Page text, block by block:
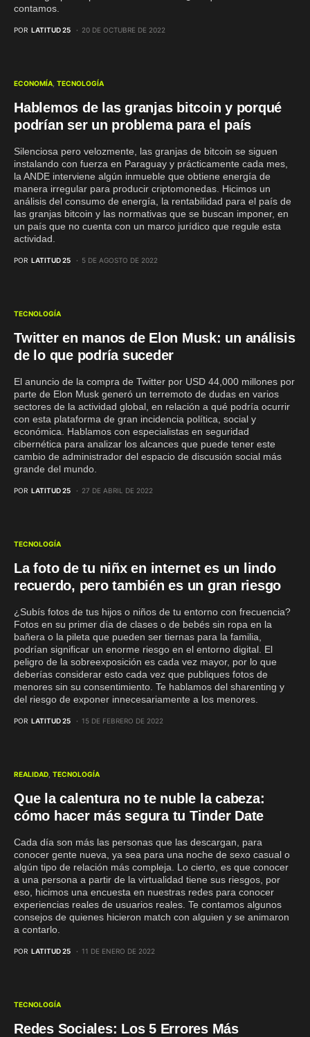
contamos.
POR LATITUD 25 20 DE OCTUBRE DE 2022
ECONOMÍA TECNOLOGÍA
Hablemos de las granjas bitcoin y porqué
podrían ser un problema para el país
Silenciosa pero velozmente, las granjas de bitcoin se siguen
instalando con fuerza en Paraguay y prácticamente cada mes,
la ANDE interviene algún inmueble que obtiene energía de
manera irregular para producir criptomonedas. Hicimos un
análisis del consumo de energía, la rentabilidad para el país de
las granjas bitcoin y las normativas que se buscan imponer, en
un país que no cuenta con un marco jurídico que regule esta
actividad.
POR LATITUD 25 5 DE AGOSTO DE 2022
TECNOLOGÍA
Twitter en manos de Elon Musk: un análisis
de lo que podría suceder
El anuncio de la compra de Twitter por USD 44,000 millones por
parte de Elon Musk generó un terremoto de dudas en varios
sectores de la actividad global, en relación a qué podría ocurrir
con esta plataforma de gran incidencia política, social y
económica. Hablamos con especialistas en seguridad
cibernética para analizar los alcances que puede tener este
cambio de administrador del espacio de discusión social más
grande del mundo.
POR LATITUD 25 27 DE ABRIL DE 2022
TECNOLOGÍA
La foto de tu niñx en internet es un lindo
recuerdo, pero también es un gran riesgo
¿Subís fotos de tus hijos o niños de tu entorno con frecuencia?
Fotos en su primer día de clases o de bebés sin ropa en la
bañera o la pileta que pueden ser tiernas para la familia,
podrían significar un enorme riesgo en el entorno digital. El
peligro de la sobreexposición es cada vez mayor, por lo que
deberías considerar esto cada vez que publiques fotos de
menores sin su consentimiento. Te hablamos del sharenting y
del riesgo de exponer innecesariamente a los menores.
POR LATITUD 25 15 DE FEBRERO DE 2022
REALIDAD TECNOLOGÍA
Que la calentura no te nuble la cabeza:
cómo hacer más segura tu Tinder Date
Cada día son más las personas que las descargan, para
conocer gente nueva, ya sea para una noche de sexo casual o
algún tipo de relación más compleja. Lo cierto, es que conocer
a una persona a partir de la virtualidad tiene sus riesgos, por
eso, hicimos una encuesta en nuestras redes para conocer
experiencias reales de usuarios reales. Te contamos algunos
consejos de quienes hicieron match con alguien y se animaron
a contarlo.
POR LATITUD 25 11 DE ENERO DE 2022
TECNOLOGÍA
Redes Sociales: Los 5 Errores Más